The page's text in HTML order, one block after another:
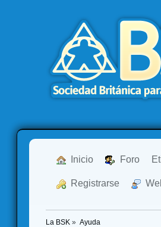
Inicio Foro
Registrarse
La BSK » Ayuda